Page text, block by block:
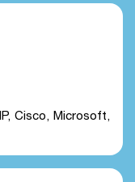
Cisco, Microsoft,